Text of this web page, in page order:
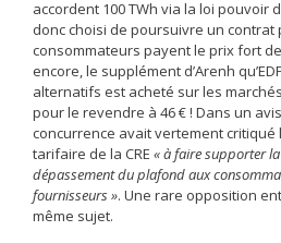
accordent 100 TWh via la loi pouvoir
donc choisi de poursuivre un contrat
consommateurs payent le prix fort
encore, le supplément d’Arenh
alternatifs est acheté sur les
pour le revendre à 46 € ! Dans un
concurrence avait vertement
tarifaire de la CRE « à faire supporter
dépassement du plafond aux
fournisseurs ». Une rare opposition
même sujet.